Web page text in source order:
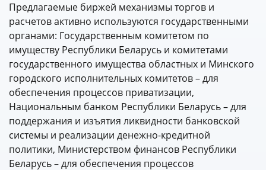
Предлагаемые биржей механизмы торгов и
расчетов активно используются государственными
органами: Государственным комитетом по
имуществу Республики Беларусь и комитетами
государственного имущества областных и Минского
городского исполнительных комитетов – для
обеспечения процессов приватизации,
Национальным банком Республики Беларусь – для
поддержания и изъятия ликвидности банковской
системы и реализации денежно-кредитной
политики, Министерством финансов Республики
Беларусь – для обеспечения процессов